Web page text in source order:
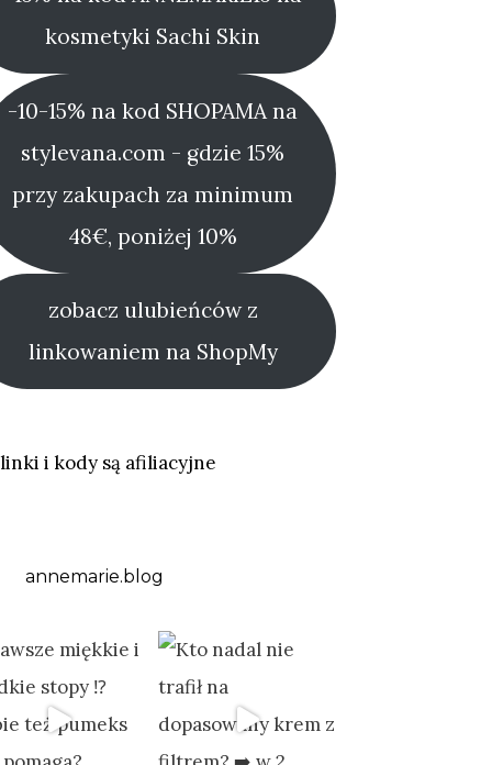
kosmetyki Sachi Skin
-10-15% na kod SHOPAMA na
stylevana.com - gdzie 15%
przy zakupach za minimum
48€, poniżej 10%
zobacz ulubieńców z
linkowaniem na ShopMy
i kody są afiliacyjne
annemarie.blog